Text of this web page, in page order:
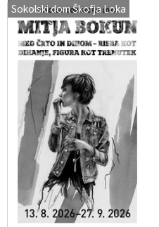
Sokolski dom Škofja Loka